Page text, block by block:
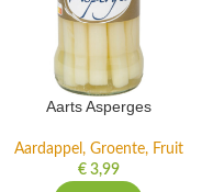
Aarts Asperges
Aardappel, Groente, Fruit
€3,99